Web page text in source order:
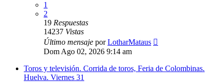
1
2
19 Respuestas
14237 Vistas
Último mensaje porLotharMataus
Dom Ago 02, 2026 9:14 am
Toros y televisión. Corrida de toros, Feria de Colombinas.
Huelva. Viernes 31